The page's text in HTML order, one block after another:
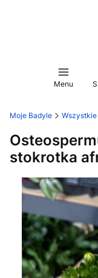
Menu
Moje Badyle
stokrotka